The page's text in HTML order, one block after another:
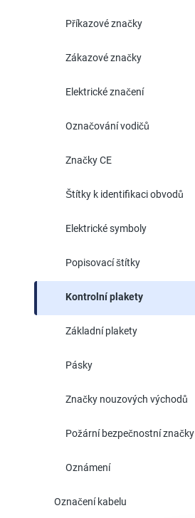
Příkazové značky
Zákazové značky
Elektrické značení
Označování vodičů
Značky CE
Štítky k identifikaci obvodů
Elektrické symboly
Popisovací štítky
Kontrolní plakety
Základní plakety
Pásky
Značky nouzových východů
Požární bezpečnostní značky
Oznámení
Označení kabelu